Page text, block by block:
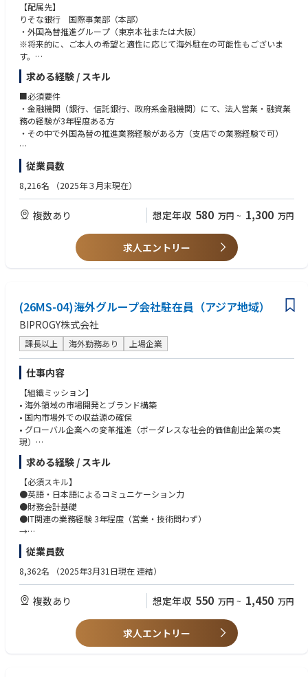
【配属先】
りそな銀行 国際事業部（本部）
・外国為替推進グループ（東京本社または大阪）
※将来的に、ご本人の希望と適性に応じて海外駐在の可能性もございま
す。
※海外拠点（現地法人、駐在員事務所）：りそなプルダニア銀行（インド
ネシア）、りそなマーチャントバンクアジア（シンガポール）、駐在員事
務所（上海、香港、バンコック、ホーチミン）など
【業務内容】
外国為替推進グループにて、国内法人営業担当と連携しながら、海外取引
を行う法人のお客さまに対するソリューション提案をご担当いただきま
外貨建融資や外国為替、貿易金融、海外進出支援など、お客さまの海外ビ
ジネスに関するさまざまなニーズに対し、ワンストップで支援を行うポジ
ションです。
お客さまは製造業を中心とした中堅・中小企業が中心となり、業種・業態
は多岐にわたります。約50万社に及ぶ豊富な顧客基盤を活用しながら、幅
ながらキャリアを築いていただける環境です。
※海外現地法人や海外取引先との面談、英文契約書の確認・作成に携わる
【キャリアパス】
外貨建融資や外国為替、貿易金融、海外進出支援などの実務経験を通じ
て、国際業務領域の専門性を高めていただけます。
将来的には、本部におけるスペシャリストとしてのキャリアに加え、海外
現地法人などの海外拠点での活躍や、国際戦略・海外ビジネス推進に関す
る企画業務に携わっていただく可能性もございます。
専門領域を深めながら、グローバルにキャリアの幅を広げていけるポジシ
ョンです。
【働く魅力】
・当部は目指す姿として「リテールNo.1のグローバル化」を掲げ、日系中
堅中小企業の海外ビジネスのサポートに注力しています。
・当社グループには約50万社の法人のお客さまがいらっしゃり、うち約3
万社と多くのお客さまが海外に進出をされています。国内外におけるお客
さまのサポートを通じ、様々な経験を積んで頂くことができます。
・現在資本の本格活用フェーズと位置付けており、海外ネットワークにつ
いても大きく拡大していくことを検討しています。
・本ポジションにおいては、日本全国50万社の顧客基盤を活用しながら、
外国為替だけでなく、外貨建のファイナンス、世界各国の規制、海外進出
・2025年位は、ロスアンゼルス、ハワイに駐在事務所を開設するなど、海
【平均残業時間／テレワーク】
・残業：35h(19時までに退社している社員が多いです）
【当社の海外サポート体制】
・インドネシアのりそなプルダニア銀行（1958年開業/銀行）、りそな・
求める経験 / スキル
■必須要件
・金融機関（銀行、信託銀行、政府系金融機関）にて、法人営業・融資業
務の経験が3年程度ある方
・その中で外国為替の推進業務経験がある方（支店での業務経験で可）
■歓迎要件
・海外駐在/海外業務経験のある方
・海外出張/海外赴任が可能である方
る）
従業員数
8,216名 （2025年３月末現在）
複数あり 想定年収 580 万円 ~ 1,300 万円
求人エントリー
(26MS-04)海外グループ会社駐在員（アジア地域）
BIPROGY株式会社
課長以上 海外勤務あり 上場企業
仕事内容
【組織ミッション】
• 海外領域の市場開発とブランド構築
• 国内市場外での収益源の確保
• グローバル企業への変革推進（ボーダレスな社会的価値創出企業の実
現）
【入社後想定する業務】
①豊洲本社での業務
●海外子会社の管理業務（PMI、経営管理、ガバナンス強化等）
●M&A関連業務（ソーシング～クロージング、PMI）
●当社グループの理解（ソリューション、ガバナンスなど）
●予算作成支援、予実管理とその分析
●該社取締役会・ステアリングコミッティの機関運営、および報告に向け
た財務資料準備
●BIPROGY連結子会社としての該社内ガバナンス対応支援（取締役会規定
等に従った会社運営 等）
【キャリアの広がり】
求める経験 / スキル
【必須スキル】
●英語・日本語によるコミュニケーション力
●財務会計基礎
●IT関連の業務経験 3年程度（営業・技術問わず）
→
ERPシステムを取り扱っている子会社に駐在いただく可能性が高いため、
ERPの知識はなくても、基本的なIT業界におけるビジネスの流れを把握し
ていること、という意味合いで「IT関連の業務経験」と記載しておりま
【あると望ましいスキル】
●関係会社管理業務経験
●タイ語、インドネシア語など現地語によるコミュニケーション力
従業員数
8,362名 （2025年3月31日現在 連結）
複数あり 想定年収 550 万円 ~ 1,450 万円
求人エントリー